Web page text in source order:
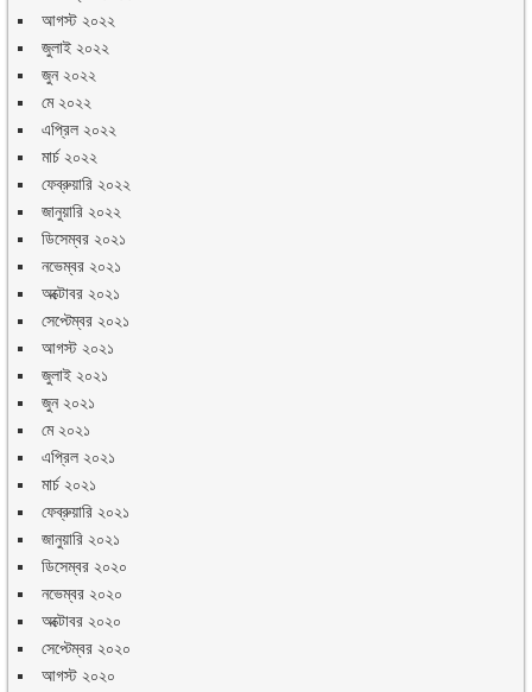
আগস্ট ২০২২
জুলাই ২০২২
জুন ২০২২
মে ২০২২
এপ্রিল ২০২২
মার্চ ২০২২
ফেব্রুয়ারি ২০২২
জানুয়ারি ২০২২
ডিসেম্বর ২০২১
নভেম্বর ২০২১
অক্টোবর ২০২১
সেপ্টেম্বর ২০২১
আগস্ট ২০২১
জুলাই ২০২১
জুন ২০২১
মে ২০২১
এপ্রিল ২০২১
মার্চ ২০২১
ফেব্রুয়ারি ২০২১
জানুয়ারি ২০২১
ডিসেম্বর ২০২০
নভেম্বর ২০২০
অক্টোবর ২০২০
সেপ্টেম্বর ২০২০
আগস্ট ২০২০